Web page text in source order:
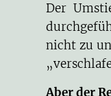
Der
nicht zu
Aber der